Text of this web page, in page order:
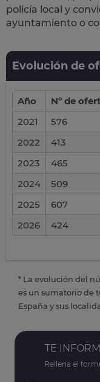
policía local y
ayuntamiento o
Evolución de
Año Nº de
2021
576
2022
413
2023
465
2024
509
2025
607
2026
424
* La evolución del
es un sumatorio de
España y sus
TE
Rellena el